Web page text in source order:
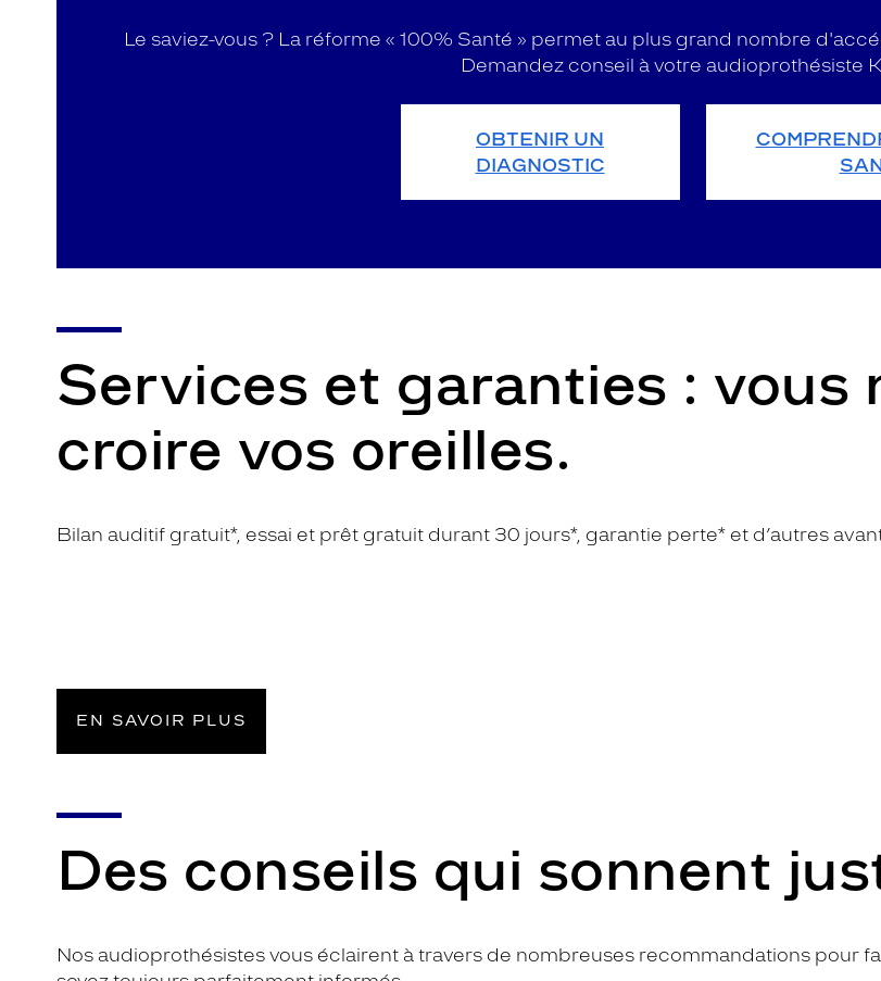
Le saviez-vous ? La réforme « 100% Santé » permet au plus grand nombre
Demandez conseil à votre audioprothésiste
OBTENIR UN
DIAGNOSTIC
Services et garanties : vous
croire vos oreilles.
Bilan auditif gratuit*, essai et prêt gratuit durant 30 jours*, garantie perte* et d’autres
EN SAVOIR PLUS
Des conseils qui sonnent
Nos audioprothésistes vous éclairent à travers de nombreuses recommandations pour